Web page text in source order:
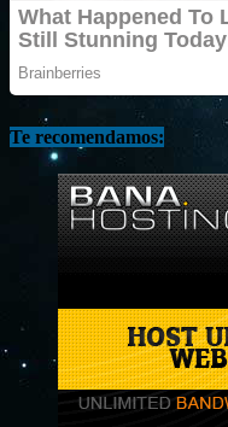
Te recomendamos: